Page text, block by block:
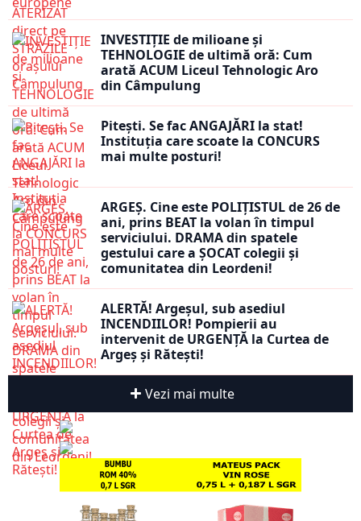
INVESTIȚIE de milioane și
TEHNOLOGIE de ultimă oră: Cum
arată ACUM Liceul Tehnologic Aro
din Câmpulung
Pitești. Se fac ANGAJĂRI la stat!
Instituția care scoate la CONCURS
mai multe posturi!
ARGEȘ. Cine este POLIȚISTUL de 26 de
ani, prins BEAT la volan în timpul
serviciului. DRAMA din spatele
gestului care a ȘOCAT colegii și
comunitatea din Leordeni!
ALERTĂ! Argeșul, sub asediul
INCENDIILOR! Pompierii au
intervenit de URGENȚĂ la Curtea de
Argeș și Rătești!
Vezi mai multe